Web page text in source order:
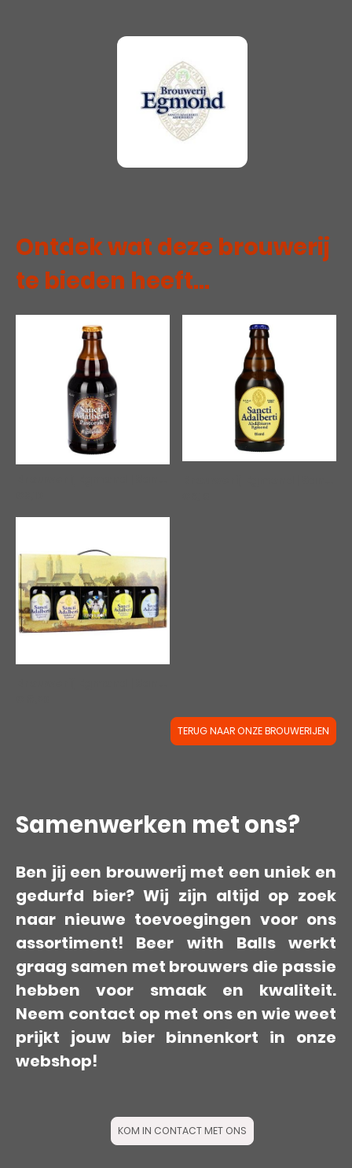
Ontdek wat deze brouwerij
te bieden heeft...
TERUG NAAR ONZE BROUWERIJEN
Samenwerken met ons?
Ben jij een brouwerij met een uniek en
gedurfd bier? Wij zijn altijd op zoek
naar nieuwe toevoegingen voor ons
assortiment! Beer with Balls werkt
graag samen met brouwers die passie
hebben voor smaak en kwaliteit.
Neem contact op met ons en wie weet
prijkt jouw bier binnenkort in onze
webshop!
KOM IN CONTACT MET ONS